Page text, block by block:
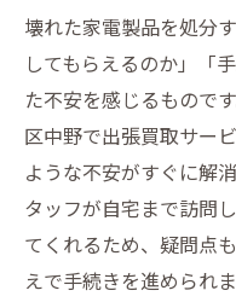
壊れた家電製品を処分
してもらえるのか」「
た不安を感じるもので
区中野で出張買取サー
ような不安がすぐに解
タッフが自宅まで訪問
てくれるため、疑問点
えで手続きを進められま